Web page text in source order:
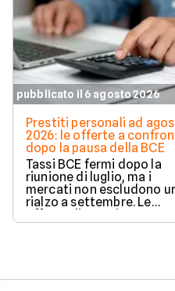
pubblicato il 6 agosto 2026
Prestiti personali ad
2026: le offerte a
dopo la pausa della BCE
Tassi BCE fermi dopo la
riunione di luglio, ma i
mercati non escludono
rialzo a settembre. Le
offerte di prestito
personale di agosto 2026